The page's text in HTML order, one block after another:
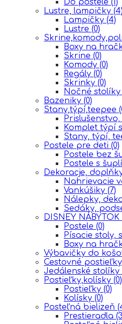
Lustre, lampičky (4)
Lampičky (4)
Lustre (0)
Boxy na
Skrine (0)
Komody (0)
Regály (0)
Skrinky (0)
Nočné stolíky
Bazeniky (0)
Stany,týpí,teepee
Komplet týpí
Stany, týpí,
Postele pre deti (0)
Postele bez
Postele s
Dekoracje,
Nahrievacie
Vankúšiky (7)
Nálepky,
Sedáky,
DISNEY NÁBYTOK
Postele (0)
Písacie stoly,
Boxy na
Výbavičky do
Cestovné
Jedálenské stolíky
Postieľky,kolísky (0)
Postieľky (0)
Kolísky (0)
Posteľná bielizeň
Prestieradla